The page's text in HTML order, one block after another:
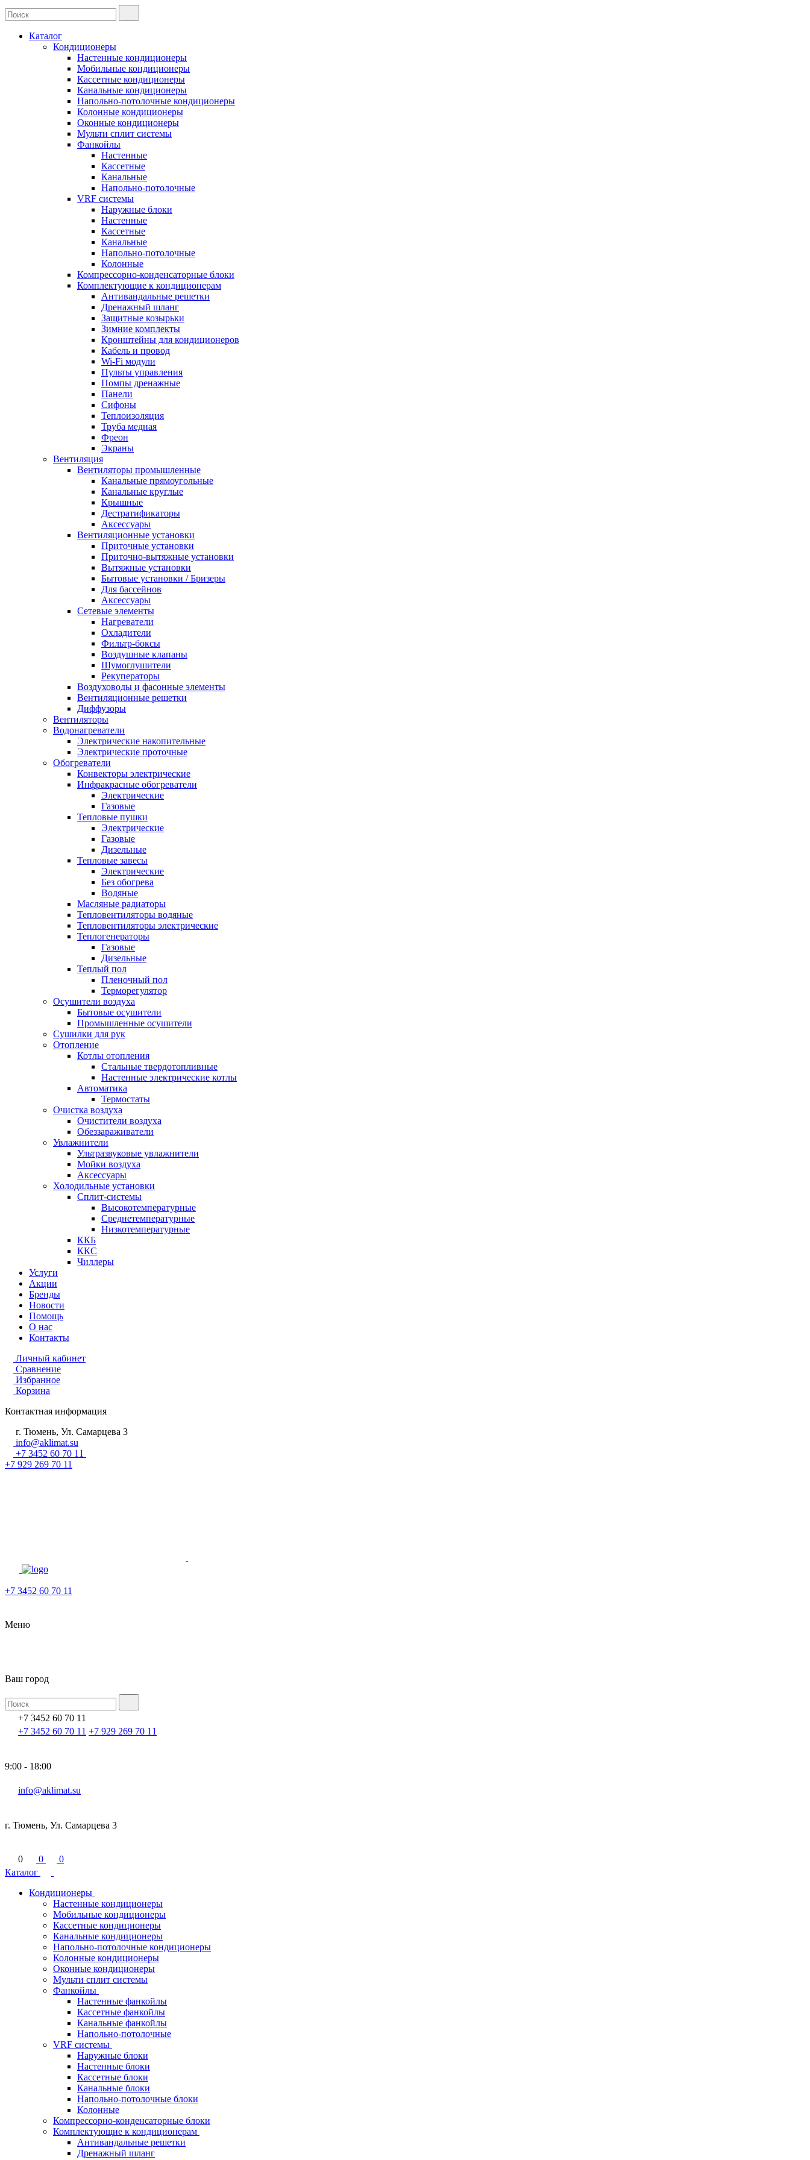
Каталог
Кондиционеры
Настенные кондиционеры
Мобильные кондиционеры
Кассетные кондиционеры
Канальные кондиционеры
Напольно-потолочные кондиционеры
Колонные кондиционеры
Оконные кондиционеры
Мульти сплит системы
Фанкойлы
Настенные
Кассетные
Канальные
Напольно-потолочные
VRF системы
Наружные блоки
Настенные
Кассетные
Канальные
Напольно-потолочные
Колонные
Компрессорно-конденсаторные блоки
Комплектующие к кондиционерам
Антивандальные решетки
Дренажный шланг
Защитные козырьки
Зимние комплекты
Кронштейны для кондиционеров
Кабель и провод
Wi-Fi модули
Пульты управления
Помпы дренажные
Панели
Сифоны
Теплоизоляция
Труба медная
Фреон
Экраны
Вентиляция
Вентиляторы промышленные
Канальные прямоугольные
Канальные круглые
Крышные
Дестратификаторы
Аксессуары
Вентиляционные установки
Приточные установки
Приточно-вытяжные установки
Вытяжные установки
Бытовые установки / Бризеры
Для бассейнов
Аксессуары
Сетевые элементы
Нагреватели
Охладители
Фильтр-боксы
Воздушные клапаны
Шумоглушители
Рекуператоры
Воздуховоды и фасонные элементы
Вентиляционные решетки
Диффузоры
Вентиляторы
Водонагреватели
Электрические накопительные
Электрические проточные
Обогреватели
Конвекторы электрические
Инфракрасные обогреватели
Электрические
Газовые
Тепловые пушки
Электрические
Газовые
Дизельные
Тепловые завесы
Электрические
Без обогрева
Водяные
Масляные радиаторы
Тепловентиляторы водяные
Тепловентиляторы электрические
Теплогенераторы
Газовые
Дизельные
Теплый пол
Пленочный пол
Терморегулятор
Осушители воздуха
Бытовые осушители
Промышленные осушители
Сушилки для рук
Отопление
Котлы отопления
Стальные твердотопливные
Настенные электрические котлы
Автоматика
Термостаты
Очистка воздуха
Очистители воздуха
Обеззараживатели
Увлажнители
Ультразвуковые увлажнители
Мойки воздуха
Аксессуары
Холодильные установки
Сплит-системы
Высокотемпературные
Среднетемпературные
Низкотемпературные
ККБ
ККС
Чиллеры
Услуги
Акции
Бренды
Новости
Помощь
О нас
Контакты
Личный кабинет
Сравнение
Избранное
Корзина
Контактная информация
г. Тюмень, Ул. Самарцева 3
info@aklimat.su
+7 3452 60 70 11
+7 929 269 70 11
+7 3452 60 70 11
Меню
Ваш город
+7 3452 60 70 11
+7 3452 60 70 11 +7 929 269 70 11
9:00 - 18:00
info@aklimat.su
г. Тюмень, Ул. Самарцева 3
0 0
0
Каталог
Кондиционеры
Настенные кондиционеры
Мобильные кондиционеры
Кассетные кондиционеры
Канальные кондиционеры
Напольно-потолочные кондиционеры
Колонные кондиционеры
Оконные кондиционеры
Мульти сплит системы
Фанкойлы
Настенные фанкойлы
Кассетные фанкойлы
Канальные фанкойлы
Напольно-потолочные
VRF системы
Наружные блоки
Настенные блоки
Кассетные блоки
Канальные блоки
Напольно-потолочные блоки
Колонные
Компрессорно-конденсаторные блоки
Комплектующие к кондиционерам
Антивандальные решетки
Дренажный шланг